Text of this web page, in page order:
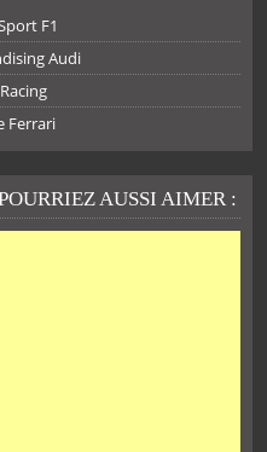
F1
Audi
Ferrari
AUSSI AIMER :